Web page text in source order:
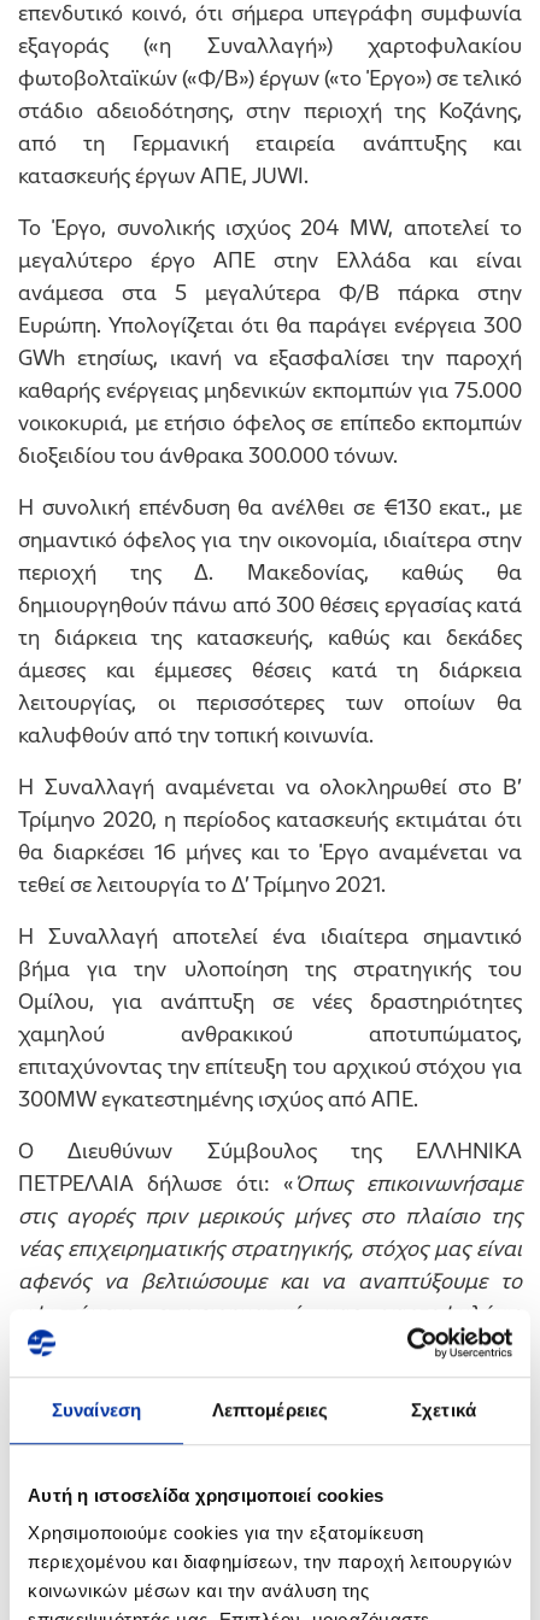
Συναίνεση Λεπτομέρειες Σχετικά
Αυτή η ιστοσελίδα χρησιμοποιεί cookies
Χρησιμοποιούμε cookies για την εξατομίκευση
περιεχομένου και διαφημίσεων, την παροχή λειτουργιών
κοινωνικών μέσων και την ανάλυση της
επενδυτικό κοινό, ότι σήμερα υπεγράφη συμφωνία
εξαγοράς («η Συναλλαγή») χαρτοφυλακίου
φωτοβολταϊκών («Φ/Β») έργων («το Έργο») σε τελικό
στάδιο αδειοδότησης, στην περιοχή της Κοζάνης,
από τη Γερμανική εταιρεία ανάπτυξης και
κατασκευής έργων ΑΠΕ, JUWI.
Το Έργο, συνολικής ισχύος 204 MW, αποτελεί το
μεγαλύτερο έργο ΑΠΕ στην Ελλάδα και είναι
ανάμεσα στα 5 μεγαλύτερα Φ/Β πάρκα στην
Ευρώπη. Υπολογίζεται ότι θα παράγει ενέργεια 300
GWh ετησίως, ικανή να εξασφαλίσει την παροχή
καθαρής ενέργειας μηδενικών εκπομπών για 75.000
νοικοκυριά, με ετήσιο όφελος σε επίπεδο εκπομπών
διοξειδίου του άνθρακα 300.000 τόνων.
Η συνολική επένδυση θα ανέλθει σε €130 εκατ., με
σημαντικό όφελος για την οικονομία, ιδιαίτερα στην
περιοχή της Δ. Μακεδονίας, καθώς θα
δημιουργηθούν πάνω από 300 θέσεις εργασίας κατά
τη διάρκεια της κατασκευής, καθώς και δεκάδες
άμεσες και έμμεσες θέσεις κατά τη διάρκεια
λειτουργίας, οι περισσότερες των οποίων θα
καλυφθούν από την τοπική κοινωνία.
Η Συναλλαγή αναμένεται να ολοκληρωθεί στο Β’
Τρίμηνο 2020, η περίοδος κατασκευής εκτιμάται ότι
θα διαρκέσει 16 μήνες και το Έργο αναμένεται να
τεθεί σε λειτουργία το Δ’ Τρίμηνο 2021.
Η Συναλλαγή αποτελεί ένα ιδιαίτερα σημαντικό
βήμα για την υλοποίηση της στρατηγικής του
Ομίλου, για ανάπτυξη σε νέες δραστηριότητες
χαμηλού ανθρακικού αποτυπώματος,
επιταχύνοντας την επίτευξη του αρχικού στόχου για
300MW εγκατεστημένης ισχύος από ΑΠΕ.
Ο Διευθύνων Σύμβουλος της ΕΛΛΗΝΙΚΑ
ΠΕΤΡΕΛΑΙΑ δήλωσε ότι: «Όπως επικοινωνήσαμε
στις αγορές πριν μερικούς μήνες στο πλαίσιο της
νέας επιχειρηματικής στρατηγικής, στόχος μας είναι
αφενός να βελτιώσουμε και να αναπτύξουμε το
υφιστάμενο επιχειρηματικό μας χαρτοφυλάκιο
αλλά και ταυτόχρονα
να κτίσουμε και την ΕΛΠΕ των
επόμενων δεκαετιώνμε ενεργή συμμετοχή στη
μετάβαση σε πιο καθαρές μορφές ενέργειας.
Έχουμε θέσει σαν στόχο τη βελτίωση του
2030και για να το πετύχουμε χρειάζεται, πέρα από
ανακοινώσεις, μεθοδική και στοχευμένη προσέγγιση
σε όλες τις δραστηριότητες μας. Με την επένδυση
αυτή, επιβεβαιώνουμε τη στρατηγική μας για το